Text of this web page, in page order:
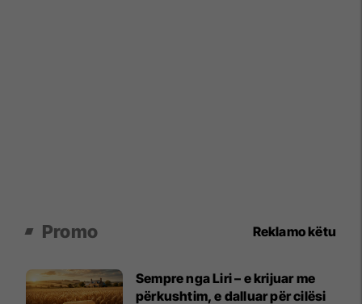
Promo Reklamo këtu
Sempre nga Liri – e krijuar me
përkushtim, e dalluar për cilësi